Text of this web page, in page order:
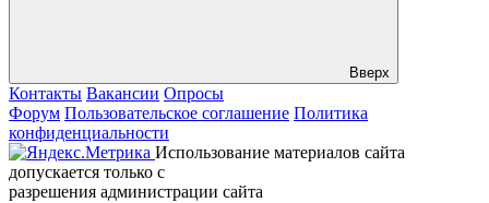
Вверх
Контакты Вакансии Опросы
Форум Пользовательское соглашение Политика
конфиденциальности
Использование материалов сайта
допускается только с
разрешения администрации сайта